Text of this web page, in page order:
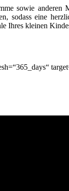
sowie anderen
sodass eine
Ihres kleinen